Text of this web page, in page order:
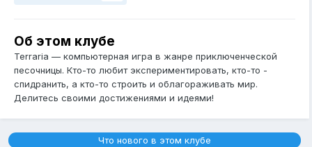
Об этом клубе
Terraria — компьютерная игра в жанре приключенческой
песочницы. Кто-то любит экспериментировать, кто-то -
спидранить, а кто-то строить и облагораживать мир.
Делитесь своими достижениями и идеями!
Что нового в этом клубе